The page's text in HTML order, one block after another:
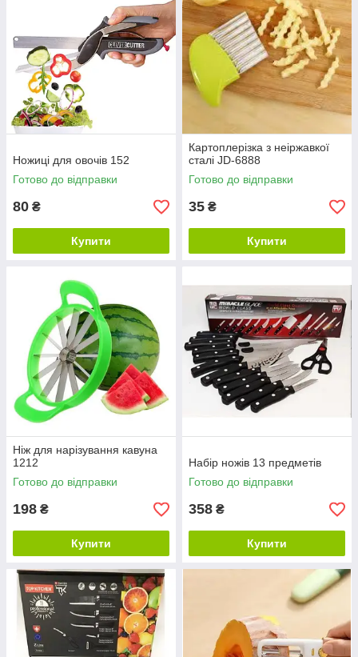
Ножиці для овочів 152
Готово до відправки
80 ₴
Купити
Картоплерізка з неіржавкої
сталі JD-6888
Готово до відправки
35 ₴
Купити
Ніж для нарізування кавуна
1212
Готово до відправки
198 ₴
Купити
Набір ножів 13 предметів
Готово до відправки
358 ₴
Купити